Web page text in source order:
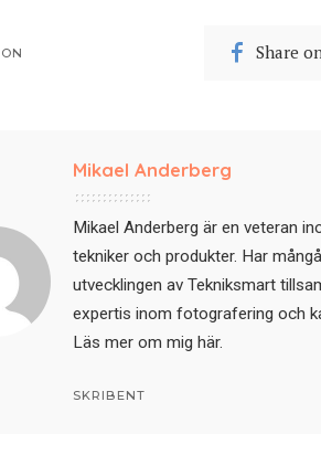
Share
Mikael Anderberg
Mikael Anderberg är en veteran
tekniker och produkter. Har
utvecklingen av Tekniksmart
expertis inom fotografering och
Läs mer om mig här.
SKRIBENT